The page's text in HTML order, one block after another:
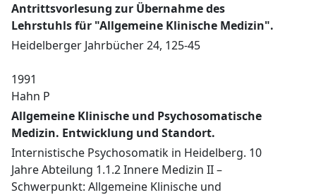
Antrittsvorlesung zur Übernahme des
Lehrstuhls für "Allgemeine Klinische Medizin".
Heidelberger Jahrbücher 24, 125-45
1991
Hahn P
Allgemeine Klinische und Psychosomatische
Medizin. Entwicklung und Standort.
Internistische Psychosomatik in Heidelberg. 10
Jahre Abteilung 1.1.2 Innere Medizin II –
Schwerpunkt: Allgemeine Klinische und